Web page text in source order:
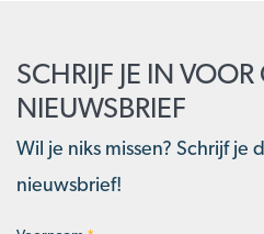
SCHRIJF JE IN
NIEUWSBRIEF
Wil je niks missen? Schrijf je
nieuwsbrief!